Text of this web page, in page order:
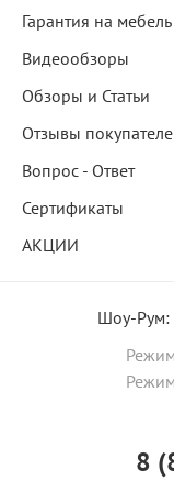
Гарантия на мебель
Видеообзоры
Обзоры и Статьи
Отзывы
Вопрос - Ответ
Сертификаты
АКЦИИ
Шоу-Рум:
8